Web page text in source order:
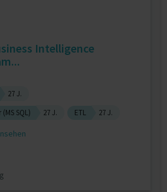
Intelligence
27 J.
SQL)
27 J. ETL 27 J.